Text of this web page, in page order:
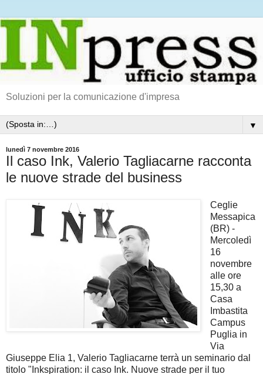
Soluzioni per la comunicazione d'impresa
▼
lunedì 7 novembre 2016
Il caso Ink, Valerio Tagliacarne racconta
le nuove strade del business
Ceglie
Messapica
(BR) -
Mercoledì
16
novembre
alle ore
15,30 a
Casa
Imbastita
Campus
Puglia in
Via
Giuseppe Elia 1, Valerio Tagliacarne terrà un seminario dal
titolo "Inkspiration: il caso Ink. Nuove strade per il tuo